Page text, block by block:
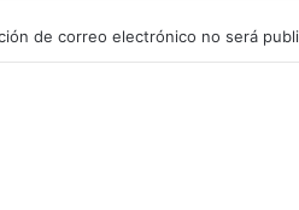
de correo electrónico no será